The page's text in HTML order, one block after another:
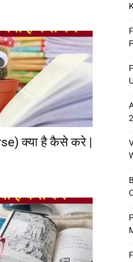
क्या है कैसे करे |